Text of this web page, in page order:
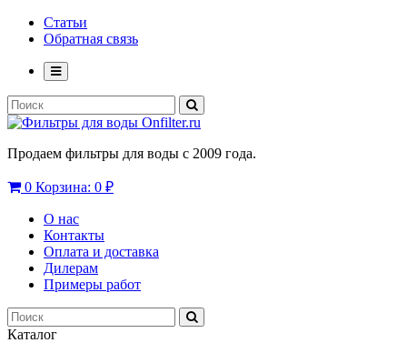
Статьи
Обратная связь
Продаем фильтры для воды с 2009 года.
0 Корзина: 0 ₽
О нас
Контакты
Оплата и доставка
Дилерам
Примеры работ
Каталог